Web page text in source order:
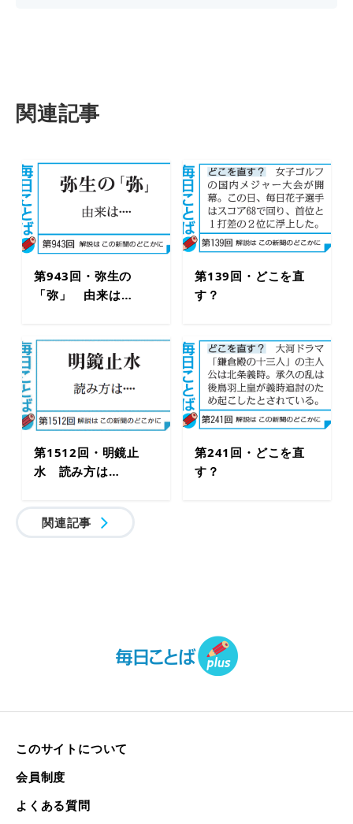
関連記事
第943回・弥生の
「弥」 由来は…
第139回・どこを直
す？
第1512回・明鏡止
水 読み方は…
第241回・どこを直
す？
関連記事
このサイトについて
会員制度
よくある質問